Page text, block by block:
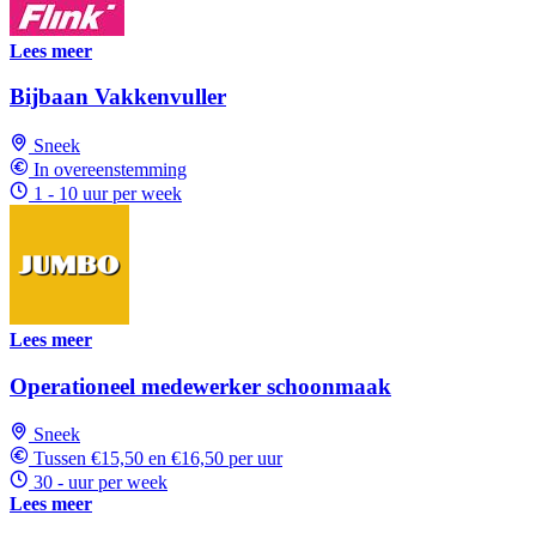
Lees meer
Bijbaan Vakkenvuller
Sneek
In overeenstemming
1 - 10 uur per week
Lees meer
Operationeel medewerker schoonmaak
Sneek
Tussen €15,50 en €16,50 per uur
30 - uur per week
Lees meer